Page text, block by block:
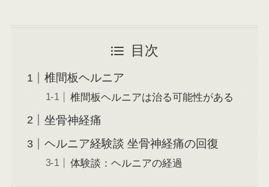
目次
椎間板ヘルニア
椎間板ヘルニアは治る可能性がある
坐骨神経痛
ヘルニア経験談 坐骨神経痛の回復
体験談：ヘルニアの経過